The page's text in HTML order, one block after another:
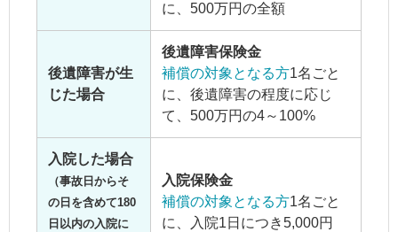
に、500万円の全額
後遺障害が生
じた場合
後遺障害保険金
補償の対象となる方1名ごと
に、後遺障害の程度に応じ
て、500万円の4～100%
入院した場合
（事故日からそ
の日を含めて180
日以内の入院に
入院保険金
補償の対象となる方1名ごと
に、入院1日につき5,000円